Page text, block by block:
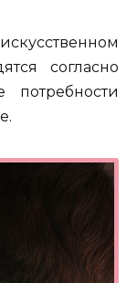
согласно